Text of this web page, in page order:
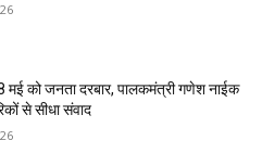
मई को जनता दरबार, पालकमंत्री गणेश नाईक
से सीधा संवाद